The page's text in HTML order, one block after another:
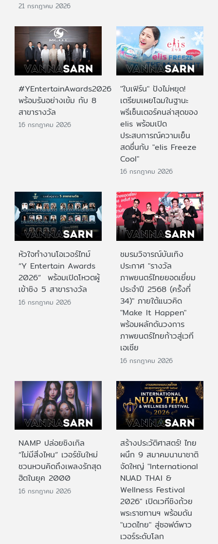
21 กรกฎาคม 2026
#YEntertainAwards2026
พร้อมรันอย่างเข้ม กับ 8
สาขารางวัล
16 กรกฎาคม 2026
"ใบเฟิร์น" ปังไม่หยุด!
เตรียมเผยโฉมในฐานะ
พรีเซ็นเตอร์คนล่าสุดของ
elis พร้อมเปิด
ประสบการณ์ความเย็น
สดชื่นกับ "elis Freeze
Cool"
16 กรกฎาคม 2026
หัวใจทำงานโอเวอร์ไทม์
“Y Entertain Awards
2026” พร้อมเปิดโหวตผู้
เข้าชิง 5 สาขารางวัล
16 กรกฎาคม 2026
ชมรมวิจารณ์บันเทิง
ประกาศ "รางวัล
ภาพยนตร์ไทยยอดเยี่ยม
ประจําปี 2568 (ครั้งที่
34)" ภายใต้แนวคิด
"Make It Happen"
พร้อมผลักดันวงการ
ภาพยนตร์ไทยก้าวสู่เวที
เอเชีย
16 กรกฎาคม 2026
NAMP ปล่อยซิงเกิล
“ไม่มีสิ่งไหน” เวอร์ชันใหม่
ชวนหวนคิดถึงเพลงรักสุด
ฮิตในยุค 2000
16 กรกฎาคม 2026
สร้างประวัติศาสตร์! ไทย
ผนึก 9 สมาคมนานาชาติ
จัดใหญ่ "International
NUAD THAI &
Wellness Festival
2026" เปิดเวทีชิงถ้วย
พระราชทานฯ พร้อมดัน
"นวดไทย" สู่ซอฟต์พาว
เวอร์ระดับโลก